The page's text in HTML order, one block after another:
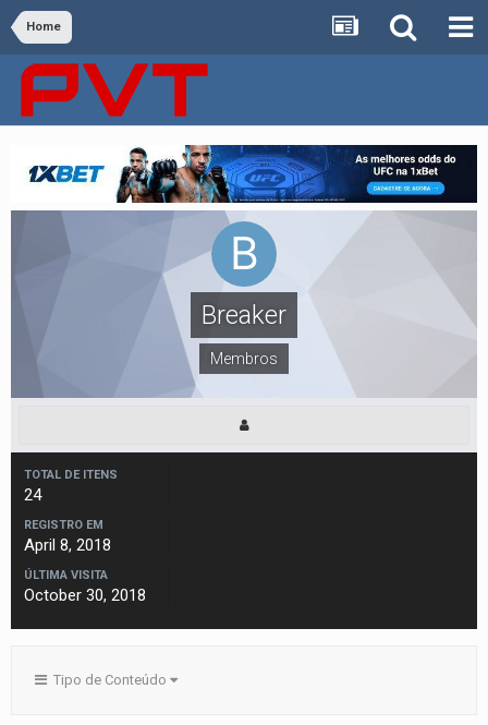
Home
Breaker
Membros
TOTAL DE ITENS
24
REGISTRO EM
April 8, 2018
ÚLTIMA VISITA
October 30, 2018
Tipo de Conteúdo